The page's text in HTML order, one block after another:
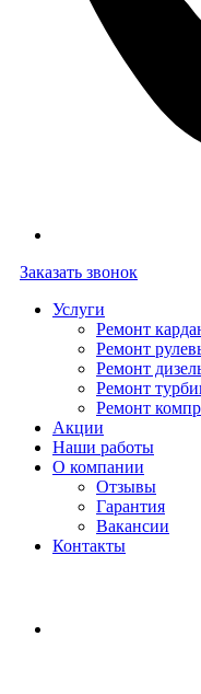
Заказать звонок
Услуги
Ремонт
Ремонт
Ремонт
Ремонт
Ремонт
Акции
Наши работы
О компании
Отзывы
Гарантия
Вакансии
Контакты